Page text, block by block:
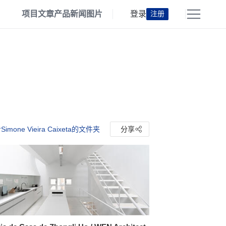
项目文章产品新闻 图片 登录 注册
Vieira Caixeta的文件夹 分享